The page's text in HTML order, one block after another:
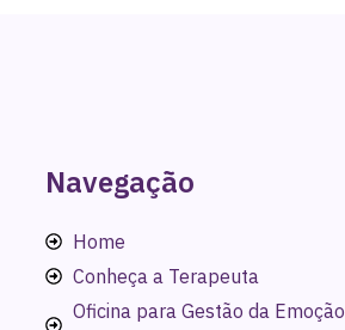
Navegação
Home
Conheça a Terapeuta
Oficina para Gestão da Emoção